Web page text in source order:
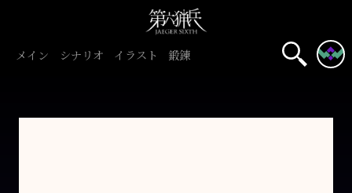
メイン シナリオ イラスト 鍛錬